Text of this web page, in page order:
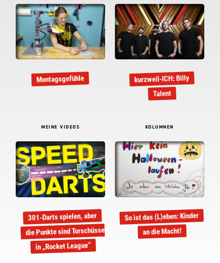
Montagsgefühle kurzweil-ICH: Billy
Talent
MEINE VIDEOS
301-Darts spielen, aber
die Punkte sind Torschüsse
in „Rocket League“
KOLUMNEN
So ist das (L)eben: Kinder
an die Macht!